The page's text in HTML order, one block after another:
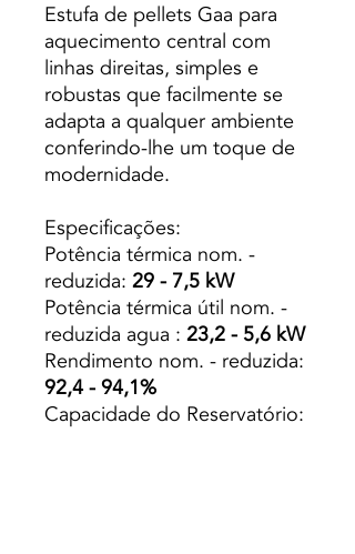
Estufa de pellets Gaa para
aquecimento central com
linhas direitas, simples e
robustas que facilmente se
adapta a qualquer ambiente
conferindo-lhe um toque de
modernidade.
Especificações:
Potência térmica nom. -
reduzida: 29 - 7,5 kW
Potência térmica útil nom. -
reduzida agua : 23,2 - 5,6 kW
Rendimento nom. - reduzida:
92,4 - 94,1%
Capacidade do Reservatório: